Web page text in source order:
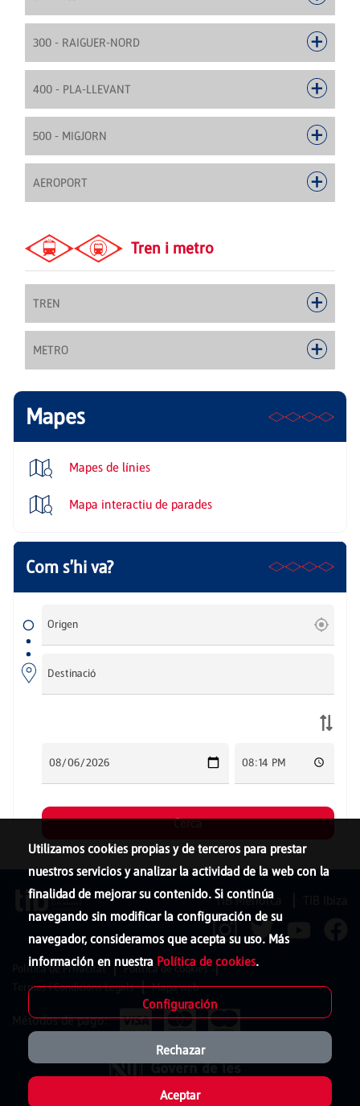
300 - RAIGUER-NORD
400 - PLA-LLEVANT
500 - MIGJORN
AEROPORT
Tren i metro
TREN
METRO
Mapes
Mapes de línies
Mapa interactiu de parades
Utilizamos cookies propias y de terceros para prestar
nuestros servicios y analizar la actividad de la web con la
finalidad de mejorar su contenido. Si continúa
navegando sin modificar la configuración de su
navegador, consideramos que acepta su uso. Más
información en nuestra Política de cookies.
Configuración
Rechazar
Aceptar
TIB Menorca
Política de Privacitat
Política de cookies
Termes i Condicions Legals
Mapa web
Métodos de pago: